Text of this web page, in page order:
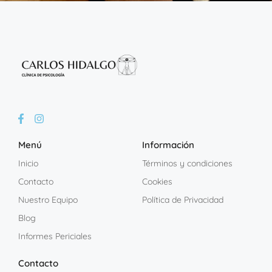
Menú
Inicio
Contacto
Nuestro Equipo
Blog
Informes Periciales
Información
Términos y condiciones
Cookies
Política de Privacidad
Contacto